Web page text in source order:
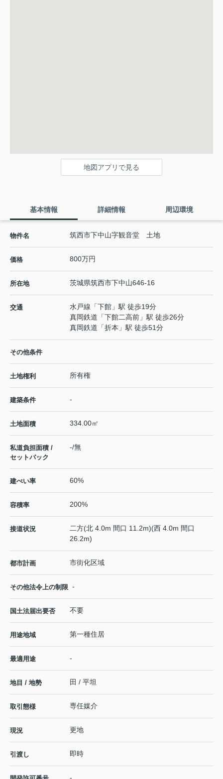
地図アプリで見る
基本情報 詳細情報 周辺環境
物件名 筑西市下中山字観音堂 土地
価格 800万円
所在地 茨城県筑西市下中山646-16
交通 水戸線 「下館 」駅 徒歩19分
真岡鉄道 「下館二高前 」駅 徒歩26分
真岡鉄道 「折本 」駅 徒歩51分
その他条件
土地権利 所有権
建築条件 -
土地面積 334.00㎡
私道負担面積 /
セットバック
-/無
建ぺい率 60%
容積率 200%
接道状況
二方(北 4.0m 間口 11.2m)(西 4.0m 間口
26.2m)
都市計画 市街化区域
その他法令上の制限 -
国土法届出要否 不要
用途地域 第一種住居
最適用途 -
地目 / 地勢 田 / 平坦
取引態様 専任媒介
現況 更地
引渡し 即時